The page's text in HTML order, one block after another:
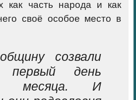
как часть народа и как
своё особое место в
созвали
день
месяца. И